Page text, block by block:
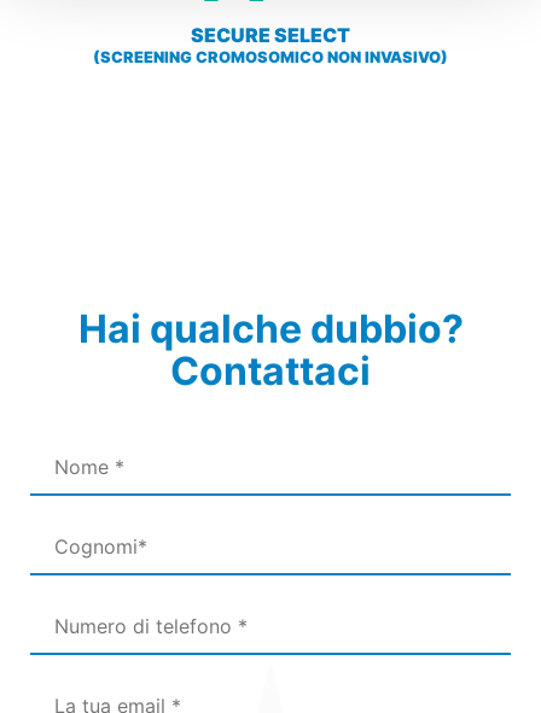
SECURE SELECT
(SCREENING CROMOSOMICO NON INVASIVO)
Hai qualche dubbio?
Contattaci